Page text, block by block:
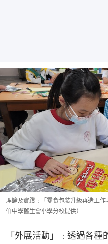
理論及實踐﹕「零食包裝升級再造工
伯中學舊生會小學分校提供）
「外展活動」﹕透過各種